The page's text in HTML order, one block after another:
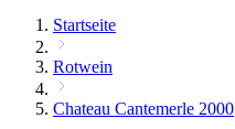
Startseite
Rotwein
Chateau Cantemerle 2000